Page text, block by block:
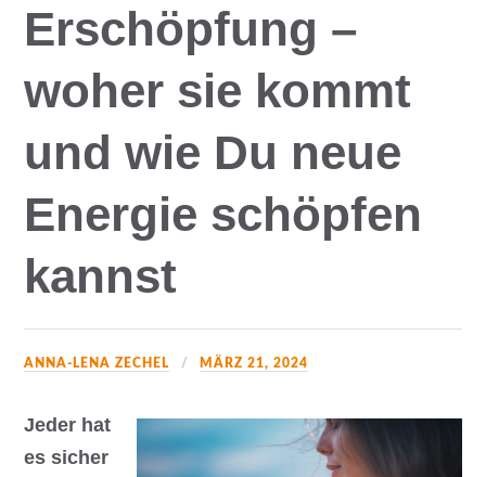
Erschöpfung –
woher sie kommt
und wie Du neue
Energie schöpfen
kannst
ANNA-LENA ZECHEL MÄRZ 21, 2024
Jeder hat
es sicher